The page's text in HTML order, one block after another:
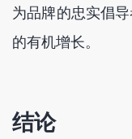
为品牌的忠实倡
的有机增长。
结论